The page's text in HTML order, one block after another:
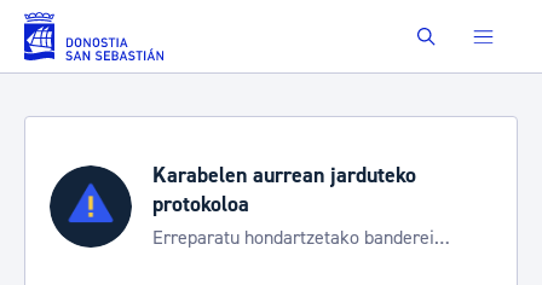
Eduki nagusira joan Buscar
Karabelen aurrean jarduteko
protokoloa
Erreparatu hondartzetako banderei